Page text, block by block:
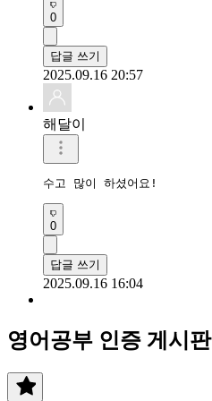
0
답글 쓰기
2025.09.16 20:57
해달이
수고 많이 하셨어요!
0
답글 쓰기
2025.09.16 16:04
영어공부 인증 게시판